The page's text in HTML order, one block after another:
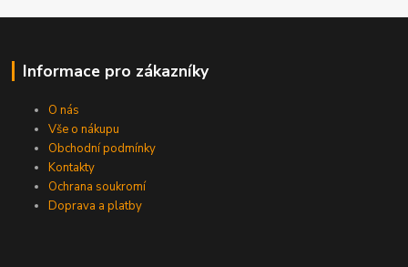
Informace pro zákazníky
O nás
Vše o nákupu
Obchodní podmínky
Kontakty
Ochrana soukromí
Doprava a platby